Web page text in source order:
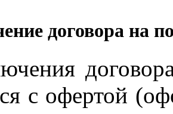
договора на
с офертой